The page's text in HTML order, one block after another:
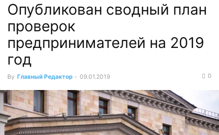
Опубликован сводный план
проверок
предпринимателей на 2019
год
By Главный Редактор - 09.01.2019 0